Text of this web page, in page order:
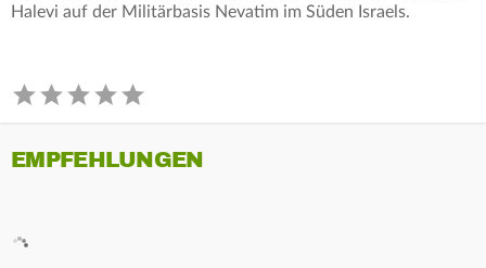
Halevi auf der Militärbasis Nevatim im Süden Israels.
EMPFEHLUNGEN